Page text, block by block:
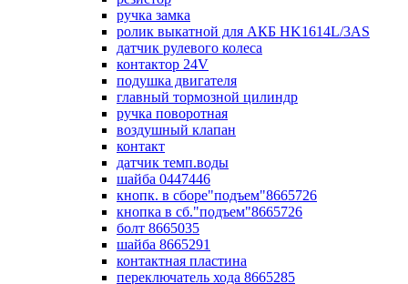
ручка замка
ролик выкатной для АКБ HK1614L/3AS
датчик рулевого колеса
контактор 24V
подушка двигателя
главный тормозной цилиндр
ручка поворотная
воздушный клапан
контакт
датчик темп.воды
шайба 0447446
кнопк. в сборе"подъем"8665726
кнопка в сб."подъем"8665726
болт 8665035
шайба 8665291
контактная пластина
переключатель хода 8665285